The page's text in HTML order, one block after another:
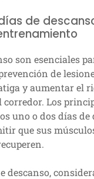
de
son esenciales
de
y aumentar el
Los
uno o dos días de
que sus
descanso,